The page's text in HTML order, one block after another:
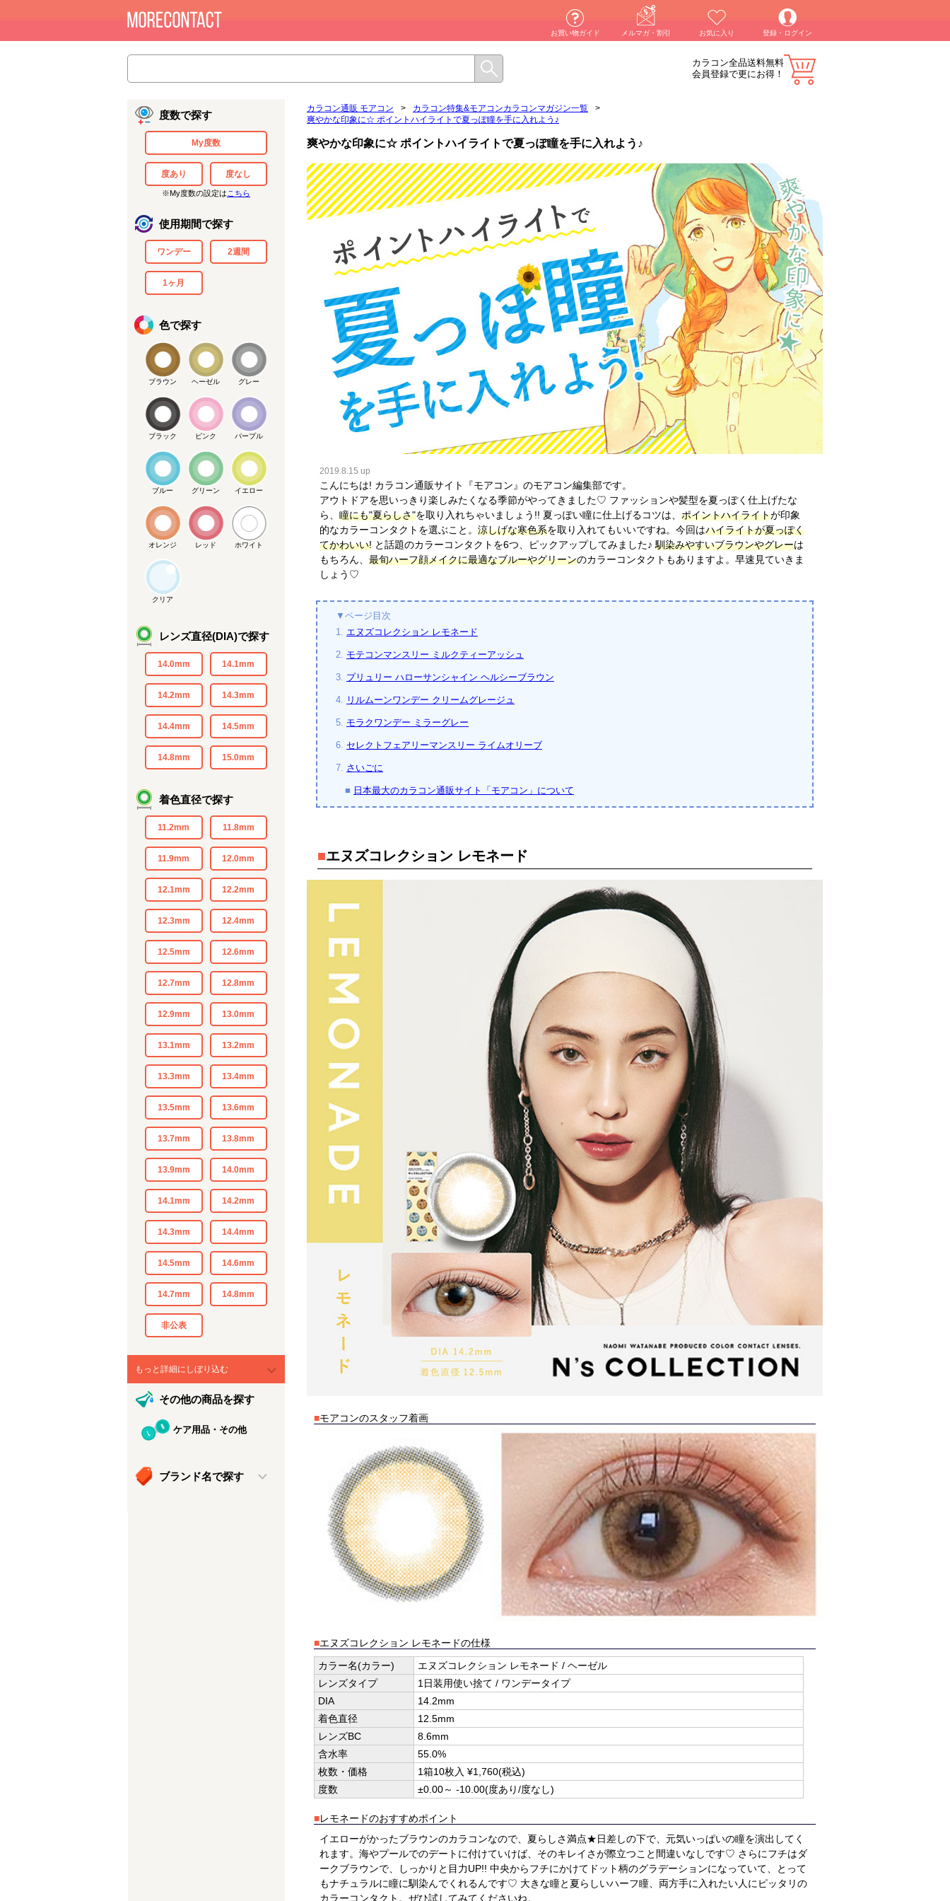
お買い物ガイド メルマガ・割引 お気に入り 登録・ログイン
カラコン全品送料無料
会員登録で更にお得！
度数で探す
My度数
度あり 度なし
※My度数の設定は こちら
使用期間で探す
ワンデー 2週間
1ヶ月
色で探す
ブラウン ヘーゼル グレー
ブラック ピンク パープル
ブルー グリーン イエロー
オレンジ レッド ホワイト
クリア
レンズ直径(DIA)で探す
14.0mm 14.1mm
14.2mm 14.3mm
14.4mm 14.5mm
14.8mm 15.0mm
着色直径で探す
11.2mm 11.8mm
11.9mm 12.0mm
12.1mm 12.2mm
12.3mm 12.4mm
12.5mm 12.6mm
12.7mm 12.8mm
12.9mm 13.0mm
13.1mm 13.2mm
13.3mm 13.4mm
13.5mm 13.6mm
13.7mm 13.8mm
13.9mm 14.0mm
14.1mm 14.2mm
14.3mm 14.4mm
14.5mm 14.6mm
14.7mm 14.8mm
非公表
もっと詳細にしぼり込む
その他の商品を探す
ケア用品・その他
ブランド名で探す
カラコン通販 モアコン > カラコン特集&モアコンカラコンマガジン一覧
>
爽やかな印象に☆ ポイントハイライトで夏っぽ瞳を手に入れよう♪
爽やかな印象に☆ ポイントハイライトで夏っぽ瞳を手に入れよう♪
2019.8.15 up
こんにちは! カラコン通販サイト『モアコン』のモアコン編集部です。
アウトドアを思いっきり楽しみたくなる季節がやってきました♡ ファッションや髪型を夏っぽく仕上げたな
ら、瞳にも"夏らしさ"を取り入れちゃいましょう!! 夏っぽい瞳に仕上げるコツは、ポイントハイライトが印象
的なカラーコンタクトを選ぶこと。涼しげな寒色系を取り入れてもいいですね。今回はハイライトが夏っぽく
てかわいい! と話題のカラーコンタクトを6つ、ピックアップしてみました♪馴染みやすいブラウンやグレーは
もちろん、最旬ハーフ顔メイクに最適なブルーやグリーンのカラーコンタクトもありますよ。早速見ていきま
しょう♡
▼ページ目次
1. エヌズコレクション レモネード
2. モテコンマンスリー ミルクティーアッシュ
3. プリュリー ハローサンシャイン ヘルシーブラウン
4. リルムーンワンデー クリームグレージュ
5. モラクワンデー ミラーグレー
6. セレクトフェアリーマンスリー ライムオリーブ
7. さいごに
■ 日本最大のカラコン通販サイト「モアコン」について
■エヌズコレクション レモネード
■モアコンのスタッフ着画
■エヌズコレクション レモネードの仕様
カラー名(カラー)
エヌズコレクション レモネード / ヘーゼル
レンズタイプ
1日装用使い捨て / ワンデータイプ
DIA
14.2mm
着色直径
12.5mm
レンズBC
8.6mm
含水率
55.0%
枚数・価格
1箱10枚入 ¥1,760(税込)
度数
±0.00～ -10.00(度あり/度なし)
■レモネードのおすすめポイント
イエローがかったブラウンのカラコンなので、夏らしさ満点★日差しの下で、元気いっぱいの瞳を演出してく
れます。海やプールでのデートに付けていけば、そのキレイさが際立つこと間違いなしです♡ さらにフチはダ
ークブラウンで、しっかりと目力UP!! 中央からフチにかけてドット柄のグラデーションになっていて、とって
もナチュラルに瞳に馴染んでくれるんです♡ 大きな瞳と夏らしいハーフ瞳、両方手に入れたい人にピッタリの
カラーコンタクト。ぜひ試してみてくださいね。